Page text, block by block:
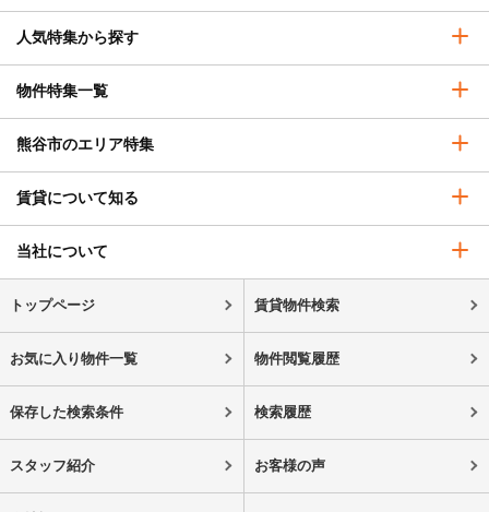
人気特集から探す
物件特集一覧
熊谷市のエリア特集
賃貸について知る
当社について
トップページ 賃貸物件検索
お気に入り物件一覧 物件閲覧履歴
保存した検索条件 検索履歴
スタッフ紹介 お客様の声